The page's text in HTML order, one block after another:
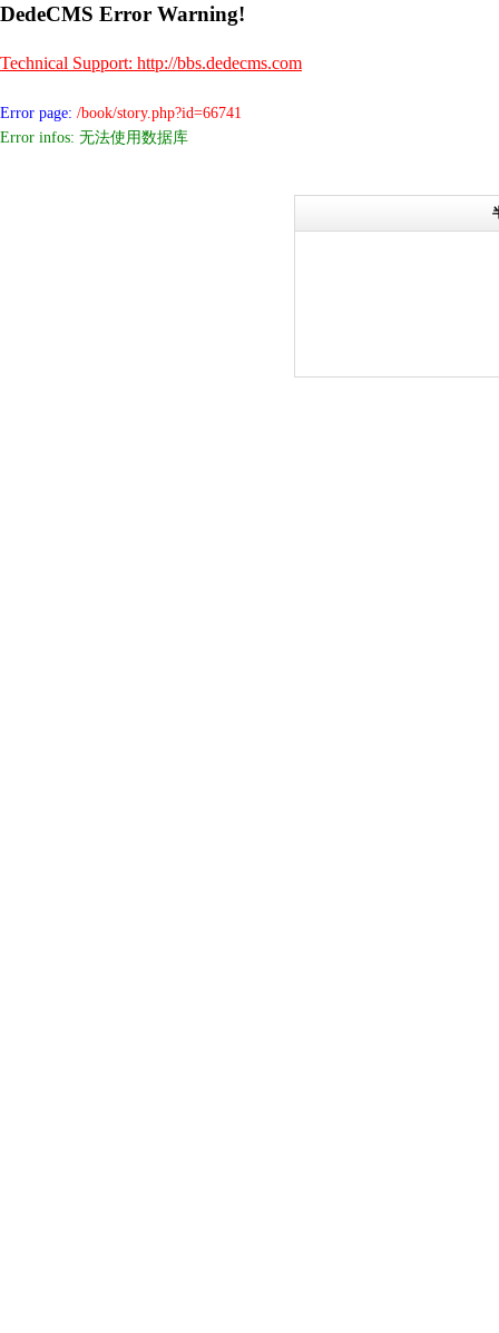
DedeCMS Error Warning!
Technical Support: http://bbs.dedecms.com
Error page: /book/story.php?id=66741
Error infos: 无法使用数据库